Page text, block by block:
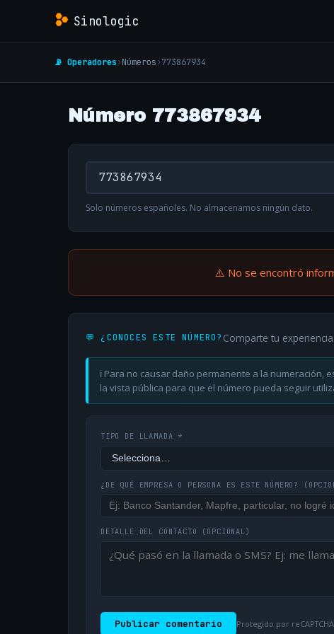
Sinologic
📡 Operadores›Números›773867934
Número 773867934
Solo números españoles. No almacenamos ningún dato.
⚠️ No se encontró
💬 ¿CONOCES ESTE NÚMERO? Comparte tu experiencia
ℹ️ Para no causar daño permanente a la numeración,
la vista pública para que el número pueda seguir
TIPO DE LLAMADA *
¿DE QUÉ EMPRESA O PERSONA ES ESTE NÚMERO?
DETALLE DEL CONTACTO (OPCIONAL)
Publicar comentario Protegido por